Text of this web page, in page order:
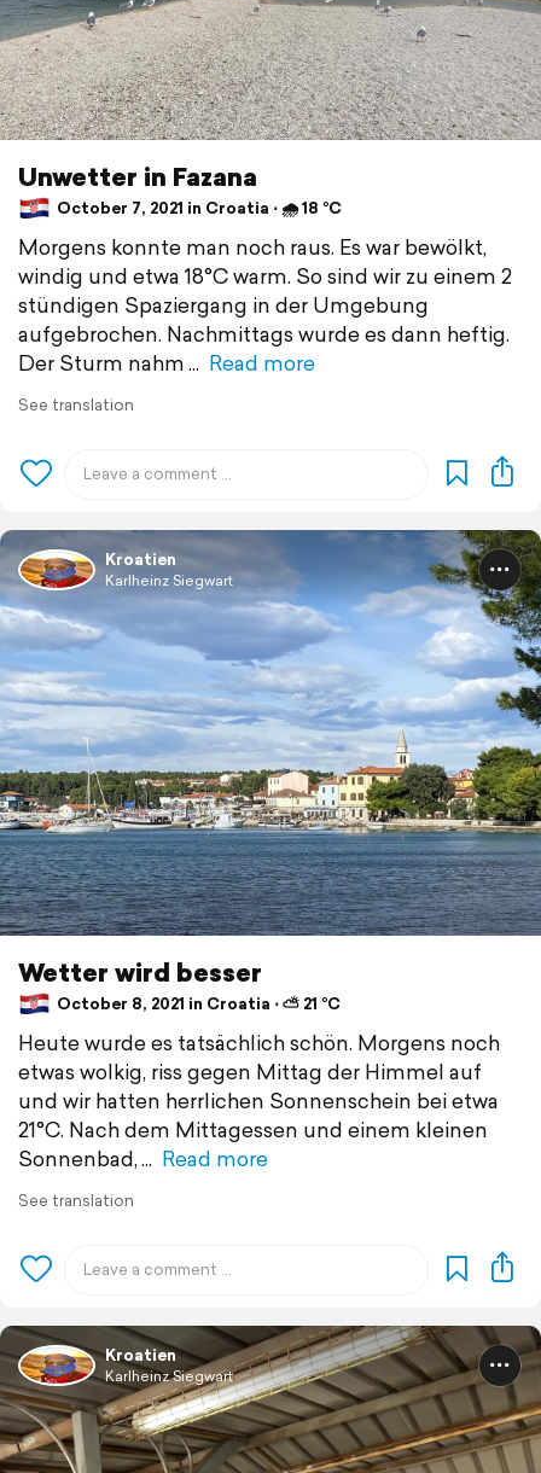
Unwetter in Fazana
October 7, 2021 in Croatia ⋅ 🌧 18 °C
Morgens konnte man noch raus. Es war bewölkt,
windig und etwa 18°C warm. So sind wir zu einem 2
stündigen Spaziergang in der Umgebung
aufgebrochen. Nachmittags wurde es dann heftig.
Der Sturm nahm
Read more
See translation
Kroatien
Karlheinz Siegwart
Wetter wird besser
October 8, 2021 in Croatia ⋅ ⛅ 21 °C
Heute wurde es tatsächlich schön. Morgens noch
etwas wolkig, riss gegen Mittag der Himmel auf
und wir hatten herrlichen Sonnenschein bei etwa
21°C. Nach dem Mittagessen und einem kleinen
Sonnenbad,
Read more
See translation
Kroatien
Karlheinz Siegwart